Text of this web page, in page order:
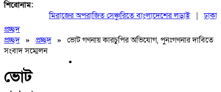
শিরোনাম:
মিরাজের অপরাজিত সেঞ্চুরিতে বাংলাদেশের লড়াই| ঢাকায়
প্রচ্ছদ
প্রচ্ছদ» প্রচ্ছদ» ভোট গণনায় কারচুপির অভিযোগ, পুনঃগণনার দাবিতে
সংবাদ সম্মেলন
ভোট